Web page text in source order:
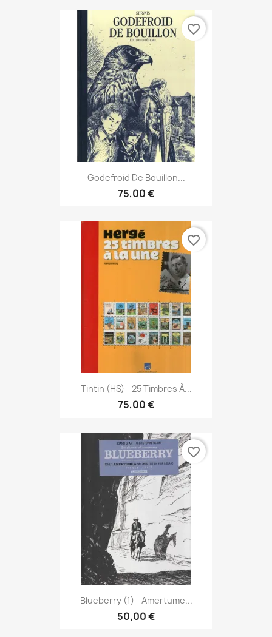
Godefroid De Bouillon...
75,00 €
favorite_border
Tintin (HS) - 25 Timbres À...
75,00 €
favorite_border
Blueberry (1) - Amertume...
50,00 €
favorite_border